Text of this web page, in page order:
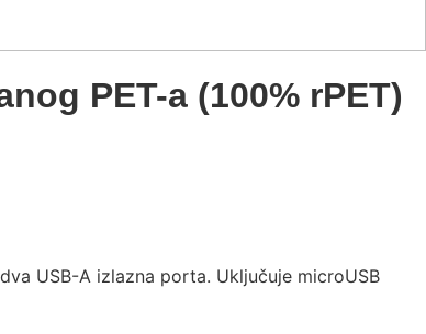
PET-a (100% rPET)
USB-A izlazna porta. Uključuje microUSB